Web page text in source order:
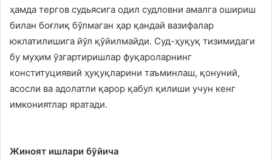
ҳамда тергов судьясига одил судловни амалга ошириш
билан боғлиқ бўлмаган ҳар қандай вазифалар
юклатилишига йўл қўйилмайди. Суд-ҳуқуқ тизимидаги
бу муҳим ўзгартиришлар фуқароларнинг
конституциявий ҳуқуқларини таъминлаш, қонуний,
асосли ва адолатли қарор қабул қилиши учун кенг
имкониятлар яратади.
Жиноят ишлари бўйича